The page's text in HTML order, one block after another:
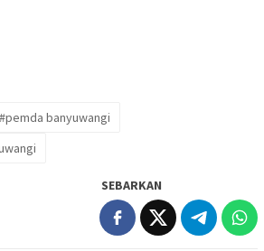
#pemda banyuwangi
SEBARKAN